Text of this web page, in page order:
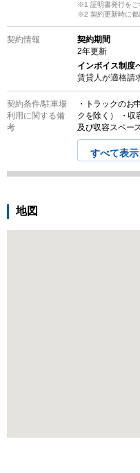
※1 証明書発行をご
※2 契約更新時に都
契約情報
契約期間
2年更新
インボイス制度
賃貸人が適格請
契約条件/駐車場
利用に関する備
考
・トラックのお
クを除く） ・収
及び収容スペー
すべて表示
地図